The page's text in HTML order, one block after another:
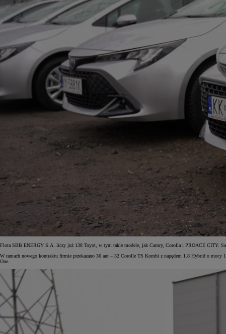
Flota SBB ENERGY S.A. liczy już 138 Toyot, w tym takie modele, jak Camry, Corolla i PROACE CITY.
W ramach nowego kontraktu firmie przekazano 36 aut – 32 Corolle TS Kombi z napędem 1.8 Hybrid o
One.